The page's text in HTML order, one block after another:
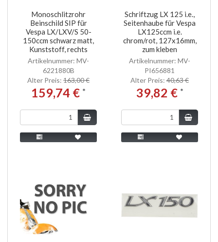
Monoschlitzrohr
Beinschild SIP für
Vespa LX/LXV/S 50-
150ccm schwarz matt,
Kunststoff, rechts
Artikelnummer: MV-
6221880B
Alter Preis: 163,00 €
159,74 € *
Schriftzug LX 125 i.e.,
Seitenhaube für Vespa
LX125ccm i.e.
chrom/rot, 127x16mm,
zum kleben
Artikelnummer: MV-
PI656881
Alter Preis: 40,63 €
39,82 € *